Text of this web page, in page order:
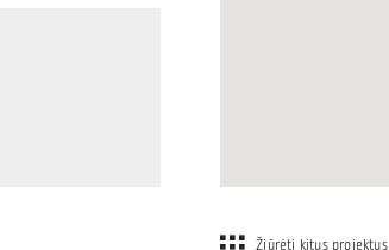
Žiūrėti kitus projektus